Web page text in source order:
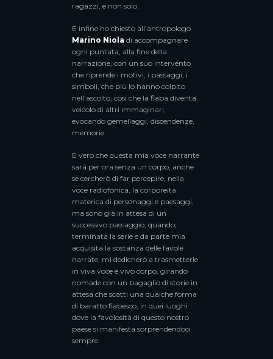
ragazzi, e non solo.
E infine ho chiesto all’antropologo
Marino Niola di accompagnare
ogni puntata, alla fine della
narrazione, con un suo intervento
che riprende i motivi, i passaggi, i
simboli, che più lo hanno colpito
nell’ascolto, così che la fiaba diventa
veicolo di altri immaginari,
evocando gemellaggi, discendenze,
memorie.
È vero che questa mia voce narrante
sarà per ora senza un corpo, anche
se cercherò di far percepire, nella
voce radiofonica, la corporeità
materica di personaggi e paesaggi,
ma sono già in attesa di un
successivo passaggio, quando,
terminata la serie e da parte mia
acquisita la sostanza delle favole
narrate, mi dedicherò a trasmetterle
in viva voce e vivo corpo, girando
nomade con un bagaglio di storie in
attesa che scatti una qualche forma
di baratto fiabesco, in quei luoghi
dove la favolosità di questo nostro
paese si manifesta sorprendendoci
sempre.